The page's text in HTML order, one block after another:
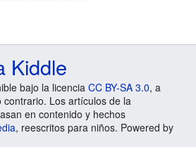
Kiddle
bajo la licencia CC BY-SA 3.0, a
contrario. Los artículos de la
en contenido y hechos
, reescritos para niños. Powered by